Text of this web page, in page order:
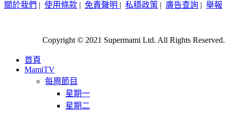
關於我們 | 使用條款 | 免責聲明 | 私穩政策 | 廣告查詢 | 舉報
Copyright © 2021 Supermami Ltd. All Rights Reserved.
首頁
MamiTV
每周節目
星期一
星期二